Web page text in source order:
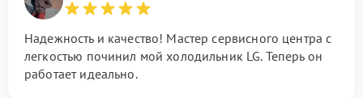
Надежность и качество! Мастер сервисного центра с
легкостью починил мой холодильник LG. Теперь он
работает идеально.